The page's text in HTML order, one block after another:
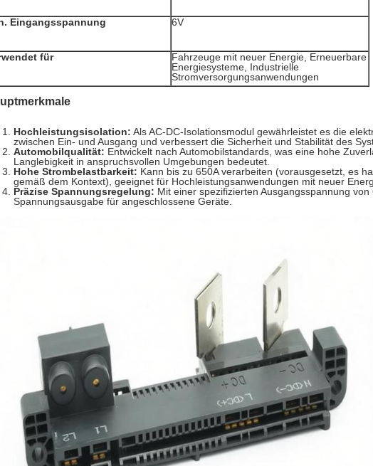
Eingangsspannung 6V
für
Fahrzeuge mit neuer Energie‌, ‌Erneuerbare
Energiesysteme, ‌Industrielle
Stromversorgungsanwendungen
Hochleistungsisolation‌: Als AC-DC-Isolationsmodul gewährleistet es die
zwischen Ein- und Ausgang und verbessert die Sicherheit und Stabilität des
Automobilqualität‌: Entwickelt nach Automobilstandards, was eine hohe
Langlebigkeit in anspruchsvollen Umgebungen bedeutet.
Hohe Strombelastbarkeit‌: Kann bis zu 650A verarbeiten (vorausgesetzt, es
gemäß dem Kontext), geeignet für Hochleistungsanwendungen mit neuer
Präzise Spannungsregelung‌: Mit einer spezifizierten Ausgangsspannung
Spannungsausgabe für angeschlossene Geräte.